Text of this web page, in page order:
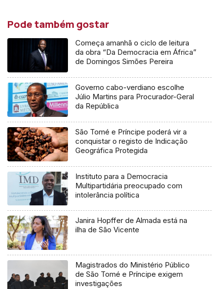
Pode também gostar
Começa amanhã o ciclo de leitura
da obra “Da Democracia em África”
de Domingos Simões Pereira
Governo cabo-verdiano escolhe
Júlio Martins para Procurador-Geral
da República
São Tomé e Príncipe poderá vir a
conquistar o registo de Indicação
Geográfica Protegida
Instituto para a Democracia
Multipartidária preocupado com
intolerância política
Janira Hopffer de Almada está na
ilha de São Vicente
Magistrados do Ministério Público
de São Tomé e Príncipe exigem
investigações